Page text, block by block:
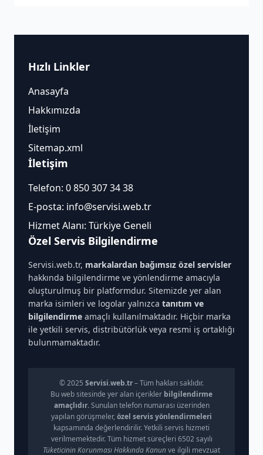
Hızlı Linkler
Anasayfa
Hakkımızda
İletişim
Sitemap.xml
İletişim
Telefon: 0 850 307 34 38
E-posta: info@servisi.web.tr
Hizmet Alanı: Türkiye Geneli
Özel Servis Bilgilendirme
Servisi.web.tr, markalardan bağımsız özel servisler
hakkında bilgilendirme ve yönlendirme amacıyla
oluşturulmuş bir platformdur. Sitemizde yer alan
marka isimleri ve logolar yalnızca tanıtım ve
bilgilendirme amaçlı kullanılmaktadır. Hiçbir marka
ile yetkili servis, distribütörlük veya resmi iş ortaklığı
bulunmamaktadır.
© 2025 Servisi.web.tr– Tüm hakları saklıdır.
Bu web sitesinde yer alan içerikler bilgilendirme
amaçlıdır. Sunulan telefon numarası üzerinden
yapılan görüşmeler, özel servis yönlendirmeleri
kapsamında değerlendirilir. Yetkili servis hizmeti
verilmemektedir. Tüm hizmet süreçleri 6502 sayılı
Tüketicinin Korunması Hakkında Kanunve ilgili mevzuat